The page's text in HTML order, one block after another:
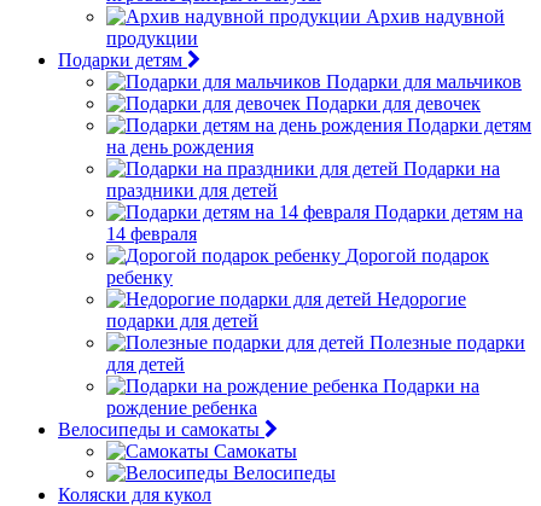
Архив надувной
продукции
Подарки детям
Подарки для мальчиков
Подарки для девочек
Подарки детям
на день рождения
Подарки на
праздники для детей
Подарки детям на
14 февраля
Дорогой подарок
ребенку
Недорогие
подарки для детей
Полезные подарки
для детей
Подарки на
рождение ребенка
Велосипеды и самокаты
Самокаты
Велосипеды
Коляски для кукол